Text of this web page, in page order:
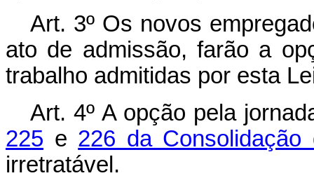
Art. 3º Os novos
ato de admissão, farão a
trabalho admitidas por esta
Art. 4º A opção pela
225 e 226 da
irretratável.